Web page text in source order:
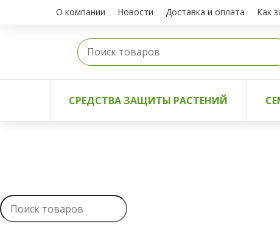
О компании Новости Доставка и оплата Как
СРЕДСТВА ЗАЩИТЫ РАСТЕНИЙ